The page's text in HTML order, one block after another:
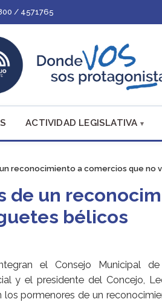
/ 4571765
ACTIVIDAD LEGISLATIVA
reconocimiento a comercios que no
de un
bélicos
el Consejo Municipal
y el presidente del Concejo,
pormenores de un